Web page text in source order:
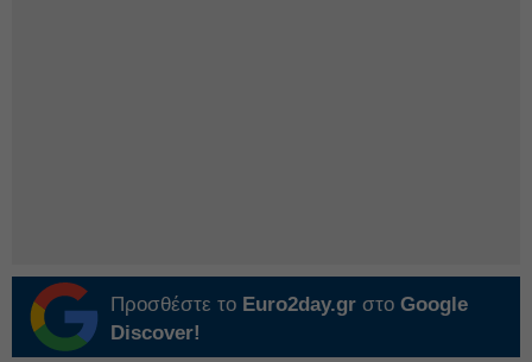
Προσθέστε το Euro2day.gr στο Google
Discover!